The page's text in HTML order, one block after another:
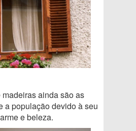
ainda são as
a população devido à seu
e beleza.